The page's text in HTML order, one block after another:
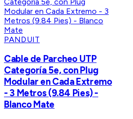
PANDUIT
Cable de Parcheo UTP
Categoría 5e, con Plug
Modular en Cada Extremo
- 3 Metros (9.84 Pies) -
Blanco Mate